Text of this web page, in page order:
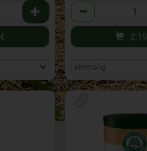
€
Anzahl
2,19